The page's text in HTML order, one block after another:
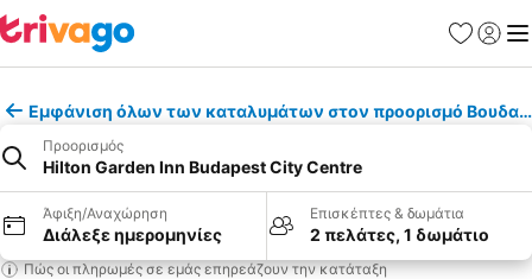
Εμφάνιση όλων των καταλυμάτων στον προορισμό
Προορισμός
Hilton Garden Inn Budapest City Centre
Άφιξη/Αναχώρηση
Διάλεξε ημερομηνίες
Επισκέπτες & δωμάτια
2 πελάτες, 1 δωμάτιο
Πώς οι πληρωμές σε εμάς επηρεάζουν την κατάταξη